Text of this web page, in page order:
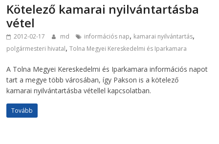
Kötelező kamarai nyilvántartásba
vétel
2012-02-17 md információs nap, kamarai nyilvántartás,
polgármesteri hivatal,Tolna Megyei Kereskedelmi és Iparkamara
A Tolna Megyei Kereskedelmi és Iparkamara információs napot
tart a megye több városában, így Pakson is a kötelező
kamarai nyilvántartásba vétellel kapcsolatban.
Tovább